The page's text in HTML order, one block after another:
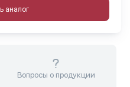
аналог
Вопросы о продукции